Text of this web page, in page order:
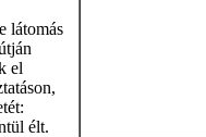
látomás
el
élt.